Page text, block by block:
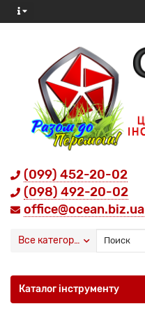
(099) 452-20-02
(098) 492-20-02
office@ocean.biz.ua
Все категории
Каталог інструменту